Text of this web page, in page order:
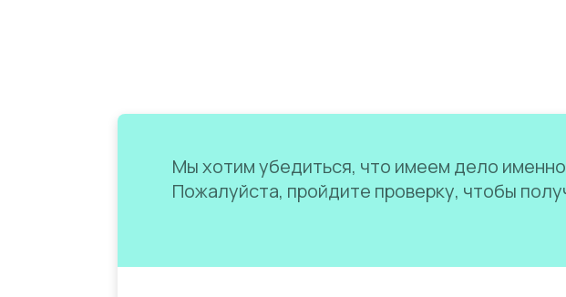
Мы хотим убедиться, что имеем дело
Пожалуйста, пройдите проверку, чтобы